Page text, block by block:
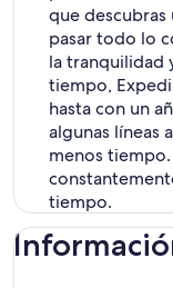
que
pasar todo lo
la tranquilidad
tiempo,
hasta con un
algunas líneas
menos
tiempo.